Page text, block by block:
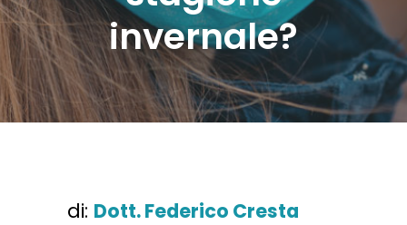
invernale?
di: Dott. Federico Cresta